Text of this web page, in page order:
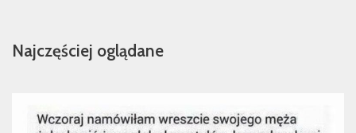
Najczęściej oglądane